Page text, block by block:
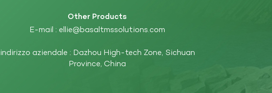
Other Products
E-mail : ellie@basaltmssolutions.com
indirizzo aziendale : Dazhou High-tech Zone, Sichuan
Province, China